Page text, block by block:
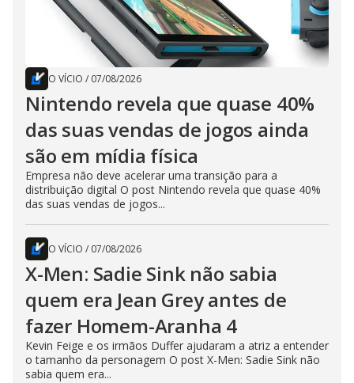
O VÍCIO / 07/08/2026
Nintendo revela que quase 40%
das suas vendas de jogos ainda
são em mídia física
Empresa não deve acelerar uma transição para a
distribuição digital O post Nintendo revela que quase 40%
das suas vendas de jogos...
O VÍCIO / 07/08/2026
X-Men: Sadie Sink não sabia
quem era Jean Grey antes de
fazer Homem-Aranha 4
Kevin Feige e os irmãos Duffer ajudaram a atriz a entender
o tamanho da personagem O post X-Men: Sadie Sink não
sabia quem era...